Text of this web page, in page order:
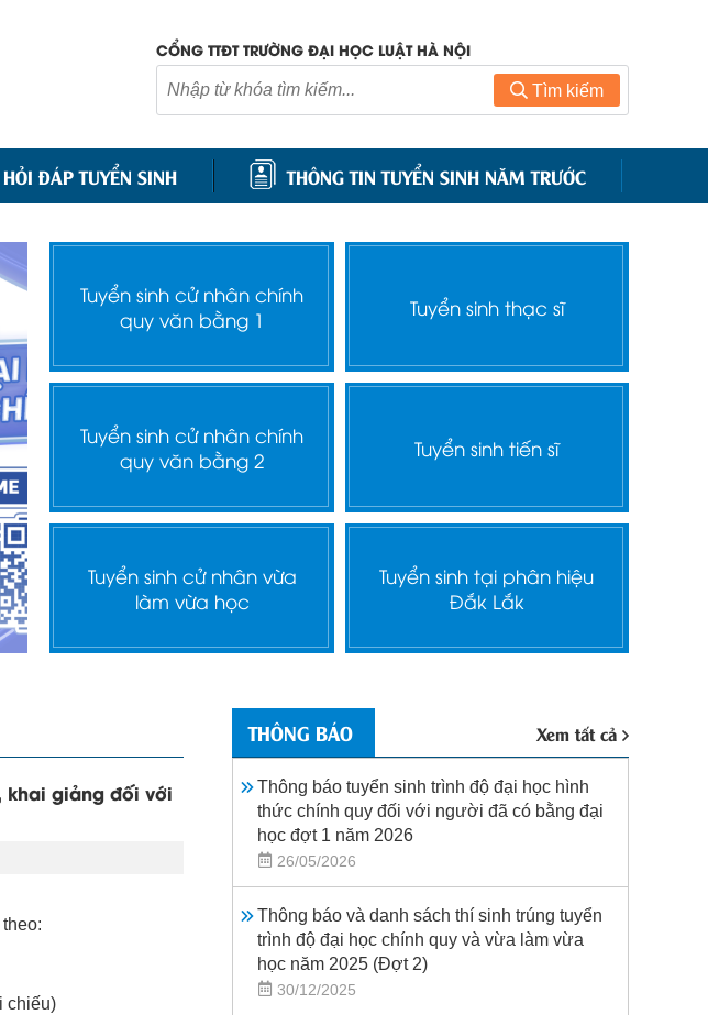
CỔNG TTĐT TRƯỜNG ĐẠI HỌC LUẬT HÀ NỘI
Tìm kiếm
HỎI ĐÁP TUYỂN SINH THÔNG TIN TUYỂN SINH NĂM TRƯỚC
Tuyển sinh cử nhân chính
quy văn bằng 1
Tuyển sinh thạc sĩ
Tuyển sinh cử nhân chính
quy văn bằng 2
Tuyển sinh tiến sĩ
Tuyển sinh cử nhân vừa
làm vừa học
Tuyển sinh tại phân hiệu
Đắk Lắk
khai giảng đối với
chiếu)
THÔNG BÁO Xem tất cả
Thông báo tuyển sinh trình độ đại học hình
thức chính quy đối với người đã có bằng đại
học đợt 1 năm 2026
26/05/2026
Thông báo và danh sách thí sinh trúng tuyển
trình độ đại học chính quy và vừa làm vừa
học năm 2025 (Đợt 2)
30/12/2025